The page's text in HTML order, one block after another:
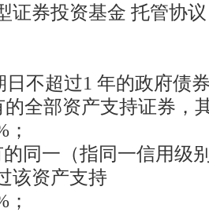
证券投资基金 托管协议
不超过1 年的政府债
全部资产支持证券，
同一（指同一信用级
该资产支持